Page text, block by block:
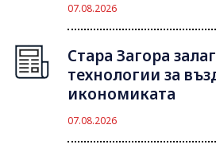
07.08.2026
Стара Загора
технологии за
икономиката
07.08.2026